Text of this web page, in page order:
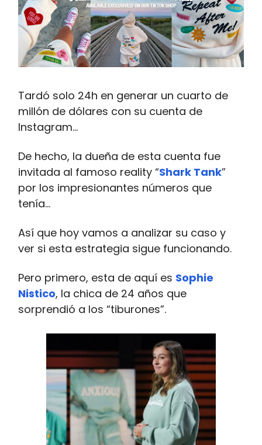
Tardó solo 24h en generar un cuarto de
millón de dólares con su cuenta de
Instagram…
De hecho, la dueña de esta cuenta fue
invitada al famoso reality “Shark Tank”
por los impresionantes números que
tenía…
Así que hoy vamos a analizar su caso y
ver si esta estrategia sigue funcionando.
Pero primero, esta de aquí es Sophie
Nistico, la chica de 24 años que
sorprendió a los “tiburones”.